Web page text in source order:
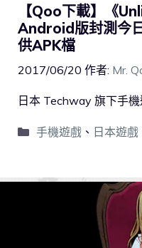
【Qoo下載】《
Android版封測今
供APK檔
2017/06/20 作者: Mr.
日本 Techway 旗下手
手機遊戲、 日本遊戲